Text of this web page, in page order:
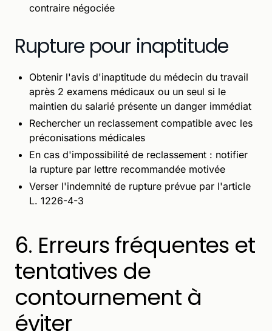
contraire négociée
Rupture pour inaptitude
Obtenir l'avis d'inaptitude du médecin du travail
après 2 examens médicaux ou un seul si le
maintien du salarié présente un danger immédiat
Rechercher un reclassement compatible avec les
préconisations médicales
En cas d'impossibilité de reclassement : notifier
la rupture par lettre recommandée motivée
Verser l'indemnité de rupture prévue par l'article
L. 1226-4-3
6. Erreurs fréquentes et
tentatives de
contournement à
éviter